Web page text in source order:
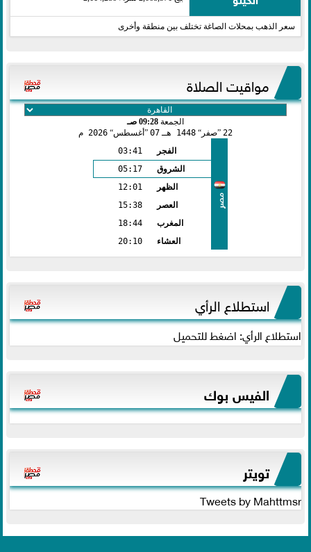
سعر الذهب بمحلات الصاغة تختلف بين منطقة وأخرى
مواقيت الصلاة
الجمعة 09:28 صـ
22 صفر 1448 هـ 07 أغسطس 2026 م
مصر
الفجر
03:41
الشروق
05:17
الظهر
12:01
العصر
15:38
المغرب
18:44
العشاء
20:10
استطلاع الرأي
استطلاع الرأي: اضغط للتحميل
الفيس بوك
تويتر
Tweets by Mahttmsr